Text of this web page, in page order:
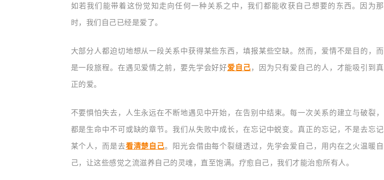
如若我们能带着这份觉知走向任何一种关系之中，我们都能收获自己想要的东西。因为那
时，我们自己已经是爱了。
大部分人都迫切地想从一段关系中获得某些东西，填报某些空缺。然而， 爱情不是目的，而
是一段旅程。在遇见爱情之前，要先学会好好爱自己，因为只有爱自己的人，才能吸引到真
正的爱。
不要惧怕失去， 人生永远在不断地遇见中开始，在告别中结束。每一次关系的建立与破裂，
都是生命中不可或缺的章节。 我们从失败中成长，在忘记中蜕变。 真正的忘记，不是去忘记
某个人，而是去看清楚自己。 阳光会借由每个裂缝透过，先学会爱自己，用内在之火温暖自
己，让这些感觉之流滋养自己的灵魂，直至饱满。疗愈自己，我们才能治愈所有人。